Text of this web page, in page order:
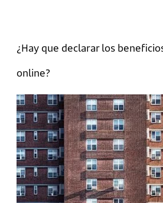
¿Hay que declarar los
online?